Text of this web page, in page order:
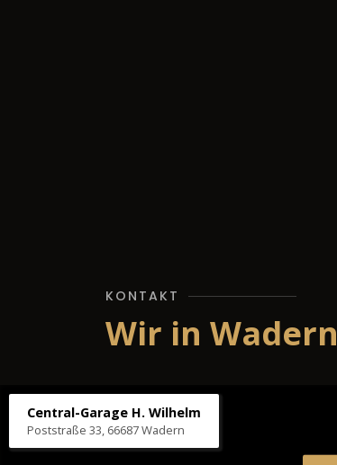
KONTAKT
Wir in Wadern
Central-Garage H. Wilhelm
Poststraße 33, 66687 Wadern